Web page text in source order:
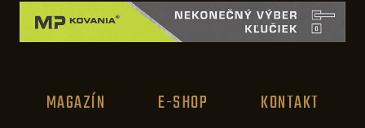
MAGAZÍN E-SHOP KONTAKT